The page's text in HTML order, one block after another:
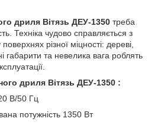
дриля Вітязь ДЕУ-1350 треба
Техніка чудово справляється з
різної міцності: дереві,
габарити та невелика вага роблять
дриля Вітязь ДЕУ-1350 :
В/50 Гц
потужність 1350 Вт